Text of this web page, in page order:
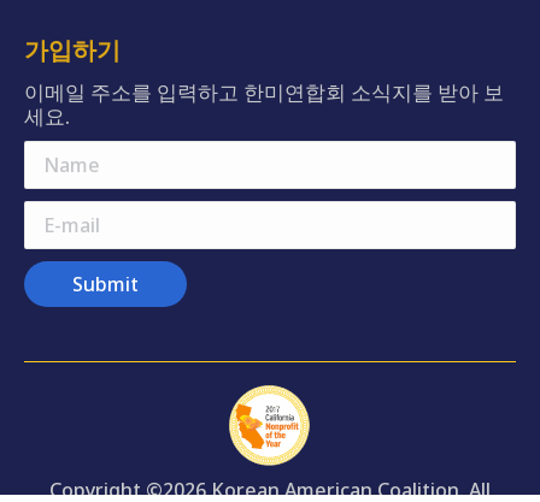
opens
in
new
window
opens
new
window
in
new
window
in
new
window
in
new
window
가입하기
이메일 주소를 입력하고 한미연합회 소식지를 받아 보
세요.
Name
E-mail
Submit
Copyright ©2026 Korean American Coalition. All